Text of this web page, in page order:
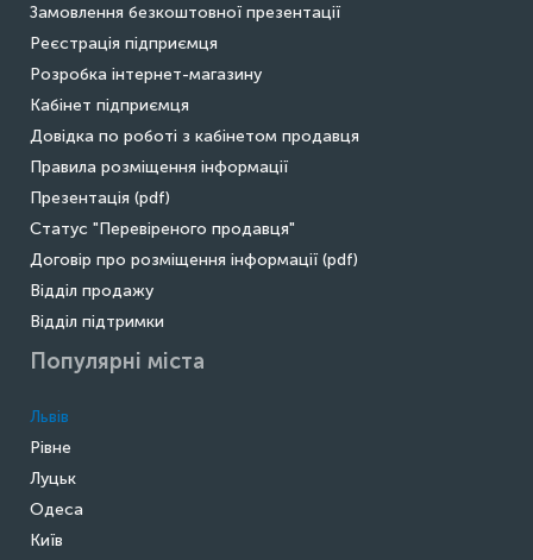
Замовлення безкоштовної презентації
Реєстрація підприємця
Розробка інтернет-магазину
Кабінет підприємця
Довідка по роботі з кабінетом продавця
Правила розміщення інформації
Презентація (pdf)
Статус "Перевіреного продавця"
Договір про розміщення інформації (pdf)
Відділ продажу
Відділ підтримки
Популярні міста
Львів
Рівне
Луцьк
Одеса
Київ